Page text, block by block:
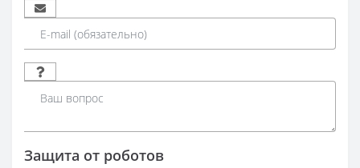
Защита от роботов